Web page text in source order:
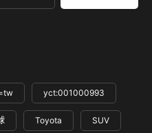
yct:001000993
Toyota SUV